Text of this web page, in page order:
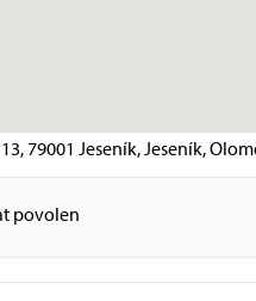
79001 Jeseník, Jeseník,
povolen